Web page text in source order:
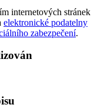
internetových stránek
elektronické podatelny
zabezpečení.